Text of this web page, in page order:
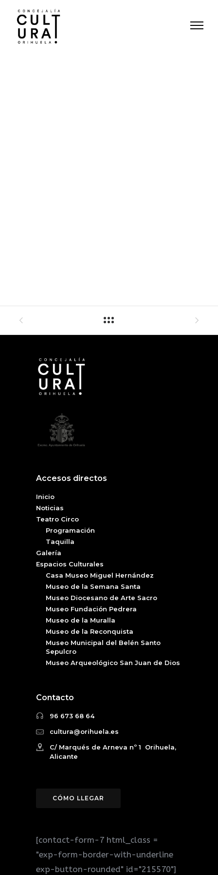
Accesos directos
Inicio
Noticias
Teatro Circo
Programación
Taquilla
Galería
Espacios Culturales
Casa Museo Miguel Hernández
Museo de la Semana Santa
Museo Diocesano de Arte Sacro
Museo Fundación Pedrera
Museo de la Muralla
Museo de la Reconquista
Museo Municipal del Belén Santo
Sepulcro
Museo Arqueológico San Juan de Dios
Contacto
96 673 68 64
cultura@orihuela.es
C/ Marqués de Arneva nº 1 Orihuela,
Alicante
CÓMO LLEGAR
[contact-form-7 html_class =
"exp-form-border-with-underline
exp-button-rounded" id="215570"]